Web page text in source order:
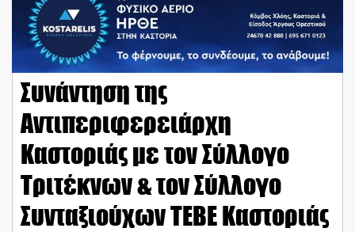
Συνάντηση της
Αντιπεριφερειάρχη
Καστοριάς με τον Σύλλογο
Τριτέκνων & τον Σύλλογο
Συνταξιούχων ΤΕΒΕ Καστοριάς